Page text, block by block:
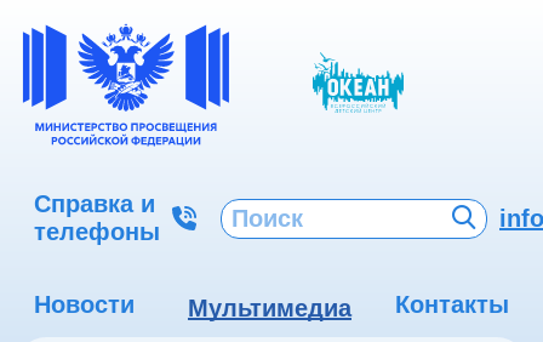
Справка и
телефоны
Новости Мультимедиа
Контакты